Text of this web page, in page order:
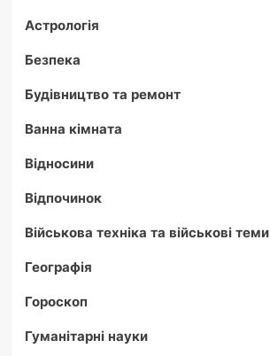
Астрологія
Безпека
Будівництво та ремонт
Ванна кімната
Відносини
Відпочинок
Військова техніка та військові теми
Географія
Гороскоп
Гуманітарні науки